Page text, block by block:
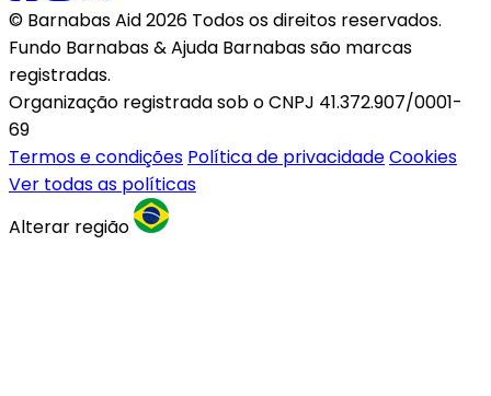
© Barnabas Aid 2026 Todos os direitos reservados.
Fundo Barnabas & Ajuda Barnabas são marcas
registradas.
Organização registrada sob o CNPJ 41.372.907/0001-
69
Termos e condições Política de privacidadeCookies
Ver todas as políticas
Alterar região